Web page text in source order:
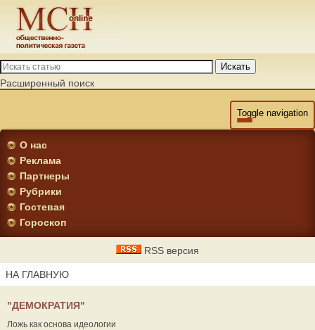
Искать
Расширенный поиск
Toggle navigation
О нас
Реклама
Партнеры
Рубрики
Гостевая
Гороскоп
RSS версия
НА ГЛАВНУЮ
"ДЕМОКРАТИЯ"
Ложь как основа идеологии